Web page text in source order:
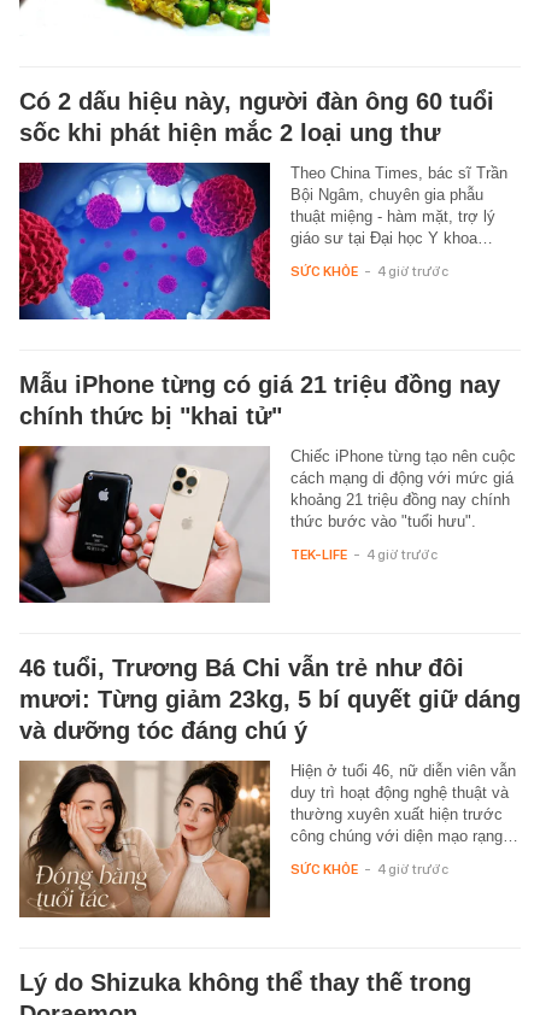
Có 2 dấu hiệu này, người đàn ông 60 tuổi
sốc khi phát hiện mắc 2 loại ung thư
Theo China Times, bác sĩ Trần
Bội Ngâm, chuyên gia phẫu
thuật miệng - hàm mặt, trợ lý
giáo sư tại Đại học Y khoa…
SỨC KHỎE - 4 giờ trước
Mẫu iPhone từng có giá 21 triệu đồng nay
chính thức bị "khai tử"
Chiếc iPhone từng tạo nên cuộc
cách mạng di động với mức giá
khoảng 21 triệu đồng nay chính
thức bước vào "tuổi hưu".
TEK-LIFE - 4 giờ trước
46 tuổi, Trương Bá Chi vẫn trẻ như đôi
mươi: Từng giảm 23kg, 5 bí quyết giữ dáng
và dưỡng tóc đáng chú ý
Hiện ở tuổi 46, nữ diễn viên vẫn
duy trì hoạt động nghệ thuật và
thường xuyên xuất hiện trước
công chúng với diện mạo rạng…
SỨC KHỎE - 4 giờ trước
Lý do Shizuka không thể thay thế trong